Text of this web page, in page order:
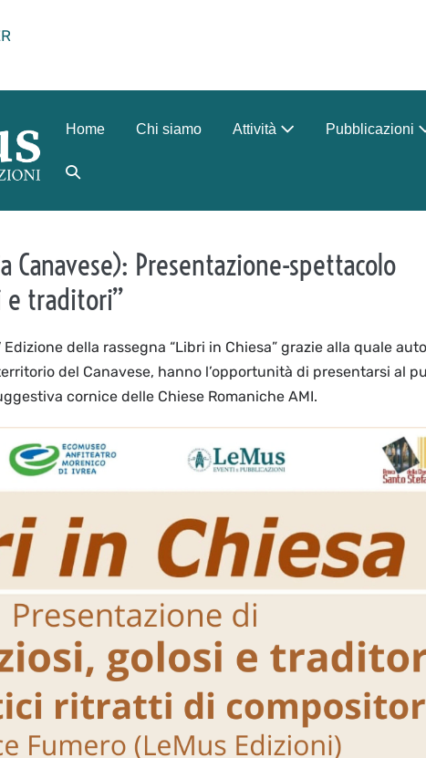
Home Chi siamo Attività Pubblicazioni
Attiva/disattiva
Canavese): Presentazione-spettacolo
e traditori”
Edizione della rassegna “Libri in Chiesa” grazie alla quale
del Canavese, hanno l’opportunità di presentarsi al
cornice delle Chiese Romaniche AMI.